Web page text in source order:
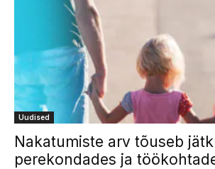
Uudised
Nakatumiste arv tõuseb
perekondades ja